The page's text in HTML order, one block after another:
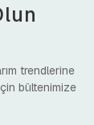
trendlerine
bültenimize